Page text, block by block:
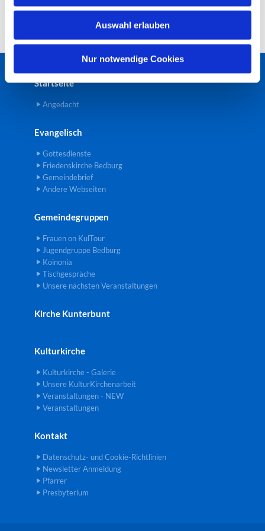
l
Auswahl erlauben
Nur notwendige Cookies
Startseite
Angedacht
Evangelisch
Gottesdienste
Friedenskirche Bedburg
Gemeindebrief
Andere Webseiten
Gemeindegruppen
Frauen on KulTour
Jugendgruppe Bedburg
Koinonia
Tischgespräche
Unsere nächsten Veranstaltungen
Kirche Kunterbunt
Kulturkirche
Kulturkirche - Galerie
Unsere KulturKirchenarbeit
Veranstaltungen - NEW
Veranstaltungen
Kontakt
Datenschutz- und Cookie-Richtlinien
Newsletter Anmeldung
Pfarrer
Presbyterium